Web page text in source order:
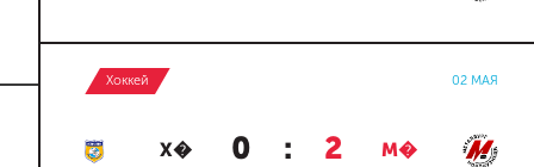
Хоккей 02 МАЯ
Х� 0 : 2 М�